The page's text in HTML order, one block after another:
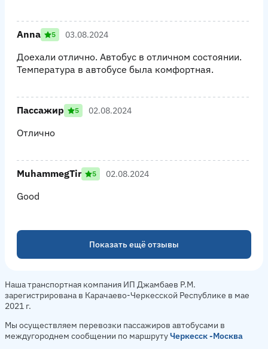
Annа 5 03.08.2024
Доехали отлично. Автобус в отличном состоянии.
Температура в автобусе была комфортная.
Пассажир 5 02.08.2024
Отлично
MuhammegTir 5 02.08.2024
Good
Показать ещё отзывы
Наша транспортная компания ИП Джамбаев Р.М.
зарегистрирована в Карачаево-Черкесской Республике в мае
2021 г.
Мы осуществляем перевозки пассажиров автобусами в
междугороднем сообщении по маршрутуЧеркесск -Москва